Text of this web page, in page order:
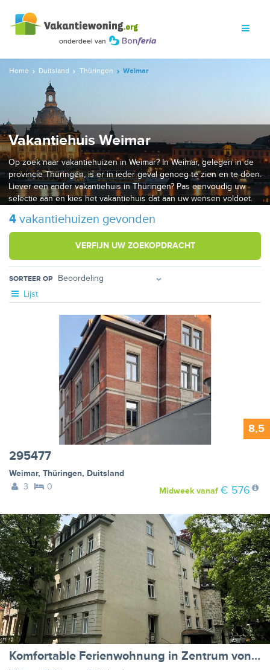
Home Duitsland Thüringen Weimar
Vakantiehuis Weimar
Op zoek naar vakantiehuizen in Weimar? In Weimar, gelegen in de
provincie Thüringen, is er in ieder geval genoeg te zien en te doen.
Liever een ander vakantiehuis in Thüringen? Pas eenvoudig uw
selectie aan en kies het vakantiehuis dat aan uw wensen voldoet.
4 vakantiehuizen gevonden
VERFIJN UW ZOEKOPDRACHT
SORTEER OP
Lijst
8,5
295477
Weimar, Thüringen, Duitsland
3
0 Midweekvanaf € 576
Komfortable Ferienwohnung in Zentrum von Weimar